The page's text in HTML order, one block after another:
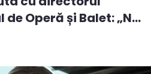
Operă și Balet: „N...